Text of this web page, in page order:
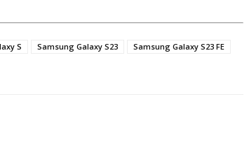
S Samsung Galaxy S23
Samsung Galaxy S23 FE